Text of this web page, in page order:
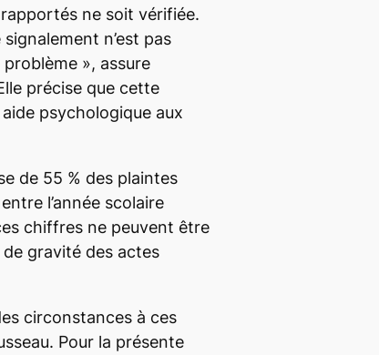
ne soit vérifiée.
n’est pas
problème », assure
précise que cette
psychologique aux
de 55 % des plaintes
l’année scolaire
chiffres ne peuvent être
gravité des actes
circonstances à ces
Pour la présente